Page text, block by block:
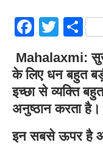
Facebook
Mahalaxmi:
के लिए धन बहुत
इच्छा से व्यक्ति
अनुष्ठान करता
इन सबसे ऊपर है